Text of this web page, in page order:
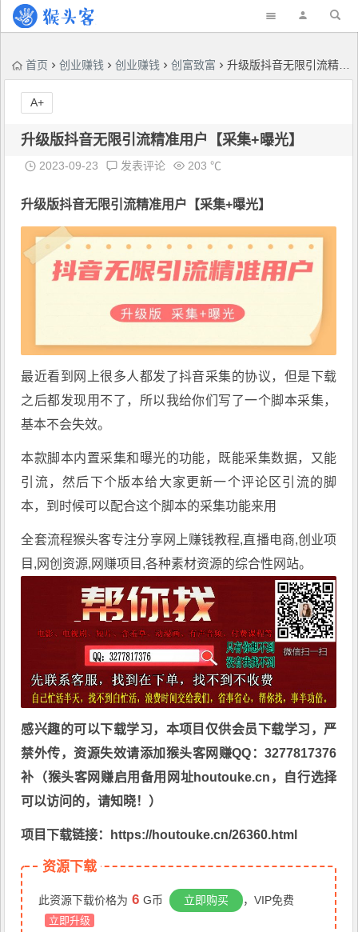
首页 创业赚钱 创业赚钱 创富致富 升级版抖音无限引流精准用户【采集+曝光】
升级版抖音无限引流精准用户【采集+曝光】
2023-09-23 发表评论 203 ℃
升级版抖音无限引流精准用户 【采集+曝光】
最近看到网上很多人都发了抖音采集的协议，但是下载
之后都发现用不了，所以我给你们写了一个脚本采集，
基本不会失效。
本款脚本内置采集和曝光的功能，既能采集数据，又能
引流，然后下个版本给大家更新一个评论区引流的脚
本，到时候可以配合这个脚本的采集功能来用
全套流程猴头客专注分享网上赚钱教程,直播电商,创业项
目,网创资源, 网赚项目 ,各种素材资源的综合性网站。
感兴趣的可以下载学习，本项目仅供会员下载学习，严
禁外传，资源失效请添加猴头客网赚QQ：3277817376
补（猴头客网赚启用备用网址houtouke.cn，自行选择
可以访问的，请知晓！）
项目下载链接：https://houtouke.cn/26360.html
资源下载
此资源下载价格为 6 G币 立即购买 ，VIP免费
立即升级
A+